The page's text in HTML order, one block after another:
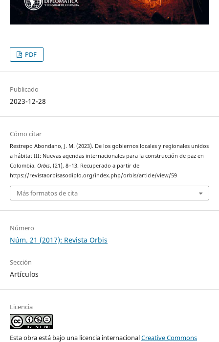
PDF
Publicado
2023-12-28
Cómo citar
Restrepo Abondano, J. M. (2023). De los gobiernos locales y regionales unidos
a hábitat III: Nuevas agendas internacionales para la construcción de paz en
Colombia. Orbis, (21), 8–13. Recuperado a partir de
https://revistaorbisasodiplo.org/index.php/orbis/article/view/59
Más formatos de cita
Número
Núm. 21 (2017): Revista Orbis
Sección
Artículos
Licencia
Esta obra está bajo una licencia internacionalCreative Commons